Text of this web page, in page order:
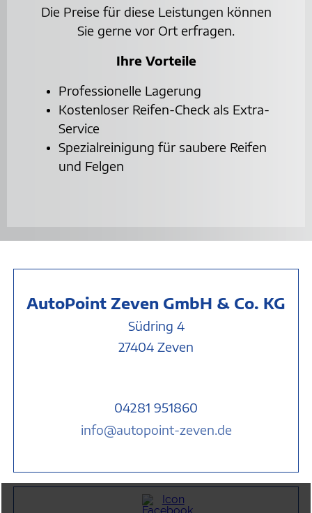
Die Preise für diese Leistungen können
Sie gerne vor Ort erfragen.
Ihre Vorteile
Professionelle Lagerung
Kostenloser Reifen-Check als Extra-
Service
Spezialreinigung für saubere Reifen
und Felgen
AutoPoint Zeven GmbH & Co. KG
Südring 4
27404 Zeven
04281 951860
info@autopoint-zeven.de